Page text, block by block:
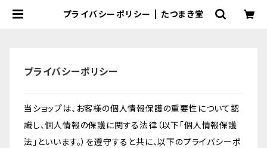
プライバシーポリシー | たつまき堂
プライバシーポリシー
当ショップは、お客様の個人情報保護の重要性について認
識し、個人情報の保護に関する法律（以下「個人情報保護
法」といいます。）を遵守すると共に、以下のプライバシーポ